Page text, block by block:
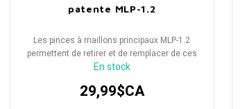
patente MLP-1.2
Les pinces à maillons principaux MLP-1.2
permettent de retirer et de remplacer de ces
maillons principaux rapidement et sans
En stock
29,99$CA